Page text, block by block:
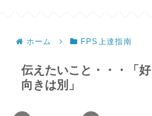
ホーム FPS上達指南
伝えたいこと・・・「
向きは別」